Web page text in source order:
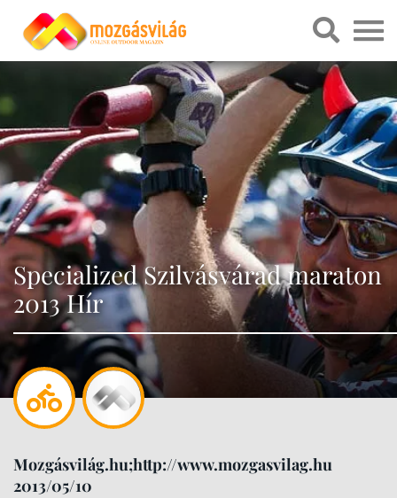
Specialized Szilvásvárad maraton
2013 Hír
Mozgásvilág.hu;http://www.mozgasvilag.hu
2013/05/10